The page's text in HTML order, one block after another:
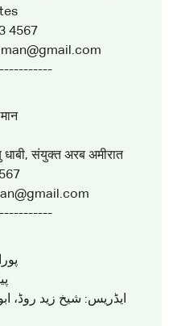
4567
संयुक्त अरब अमीरात
ایڈریس: شیخ زید روڈ،